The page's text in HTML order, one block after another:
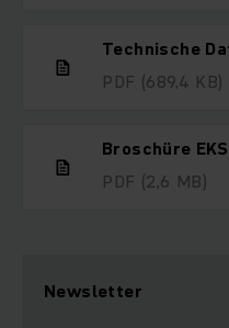
Technische
PDF (689,4 KB)
Broschüre EKS
PDF (2,6 MB)
Newsletter